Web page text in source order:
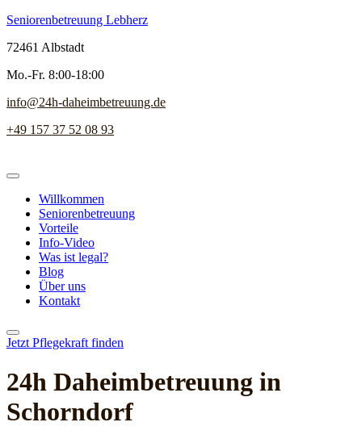
Seniorenbetreuung Lebherz
72461 Albstadt
Mo.-Fr. 8:00-18:00
info@24h-daheimbetreuung.de
+49 157 37 52 08 93
Willkommen
Seniorenbetreuung
Vorteile
Info-Video
Was ist legal?
Blog
Über uns
Kontakt
Jetzt Pflegekraft finden
24h Daheim­betreuung in
Schorndorf